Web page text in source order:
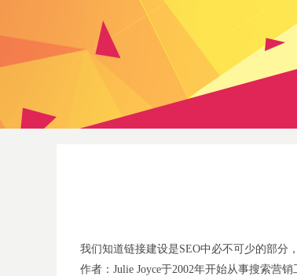
我们知道链接建设是SEO中必不可少的部分
作者：Julie Joyce于2002年开始从事搜索营